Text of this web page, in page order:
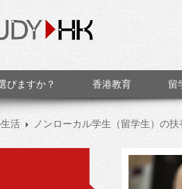
びますか？ 香港教育 留
活 ノンローカル学生（留学生）の